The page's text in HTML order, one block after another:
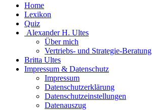
Home
Lexikon
Quiz
Alexander H. Ultes
Über mich
Vertriebs- und Strategie-Beratung
Britta Ultes
Impressum & Datenschutz
Impressum
Datenschutzerklärung
Datenschutzeinstellungen
Datenauszug